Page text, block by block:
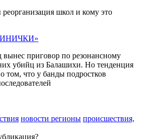
школ и кому это
вынес приговор по резонансному
убийц из Балашихи. Но тенденция
том, что у банды подростков
новости регионы происшествия,